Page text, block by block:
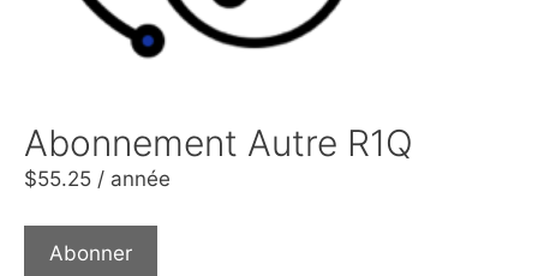
Abonnement Autre R1Q
$55.25 / année
Abonner